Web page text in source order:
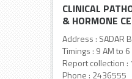
CLINICAL
& HORMONE
Address : SADAR
Timings : 9 AM to
Report collection :
Phone : 2436555